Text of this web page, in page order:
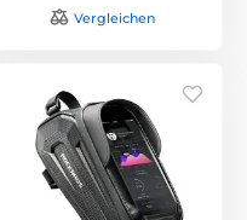
Vergleichen